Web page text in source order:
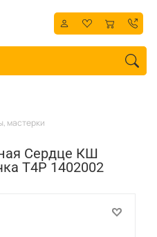
мастерки
Сердце КШ
T4P 1402002